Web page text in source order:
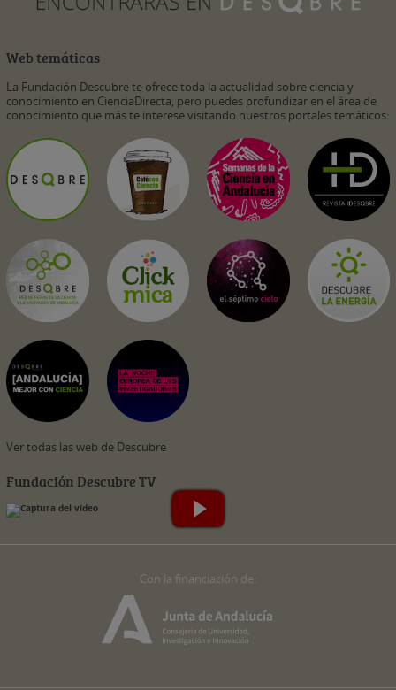
Web temáticas
La Fundación Descubre te ofrece toda la actualidad sobre ciencia y
conocimiento en CienciaDirecta, pero puedes profundizar en el área de
conocimiento que más te interese visitando nuestros portales temáticos:
Ver todas las web de Descubre
Fundación Descubre TV
Con la financiación de: